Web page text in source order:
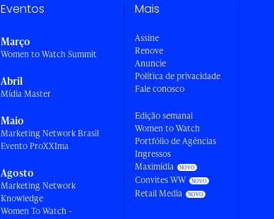
Eventos
Março
Women to Watch Summit
Abril
Mídia Master
Maio
Marketing Network Brasil
Evento ProXXIma
Agosto
Marketing Network
Knowledge
Women To Watch -
Mais
Assine
Renove
Anuncie
Política de privacidade
Fale conosco
Edição semanal
Women to Watch
Portfólio de Agências
Ingressos
Maximídia
Convites WW
Retail Media